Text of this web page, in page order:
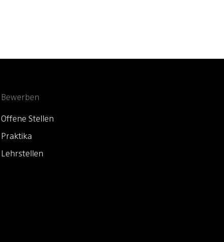
Bewerben
Offene Stellen
Praktika
Lehrstellen